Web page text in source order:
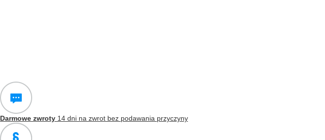
Darmowe zwroty 14 dni na zwrot bez podawania przyczyny